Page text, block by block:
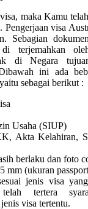
maka Kamu
Pengerjaan visa
Sebagian
terjemahkan
di Negara
ini ada
sebagai berikut :
Usaha (SIUP)
Akta Kelahiran,
berlaku dan foto
mm (ukuran
jenis visa
tertera
visa tertentu.